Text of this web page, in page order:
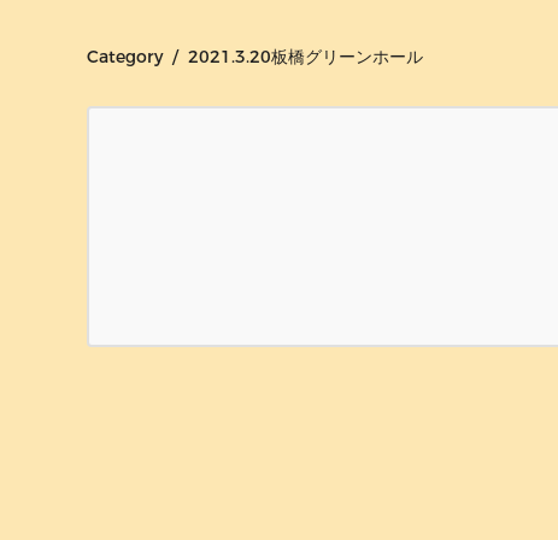
Category / 2021.3.20板橋グリーンホール